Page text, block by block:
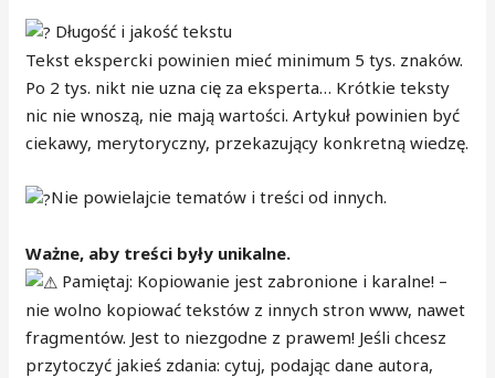
Długość i jakość tekstu
Tekst ekspercki powinien mieć minimum 5 tys. znaków.
Po 2 tys. nikt nie uzna cię za eksperta… Krótkie teksty
nic nie wnoszą, nie mają wartości. Artykuł powinien być
ciekawy, merytoryczny, przekazujący konkretną wiedzę.
Nie powielajcie tematów i treści od innych.
Ważne, aby treści były unikalne.
Pamiętaj: Kopiowanie jest zabronione i karalne! –
nie wolno kopiować tekstów z innych stron www, nawet
fragmentów. Jest to niezgodne z prawem! Jeśli chcesz
przytoczyć jakieś zdania: cytuj, podając dane autora,